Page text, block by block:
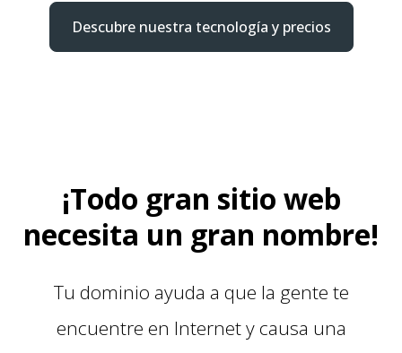
Descubre nuestra tecnología y precios
¡Todo gran sitio web
necesita un gran nombre!
Tu dominio ayuda a que la gente te
encuentre en Internet y causa una